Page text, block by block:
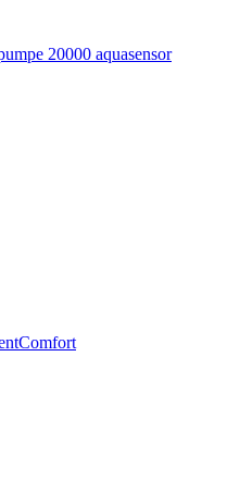
20000 aquasensor